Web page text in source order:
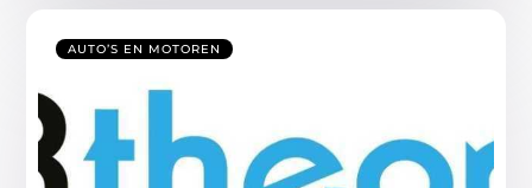
AUTO’S EN MOTOREN